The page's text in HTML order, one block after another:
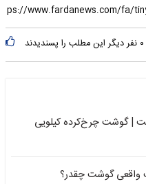
۰ نفر دیگر این مطلب را پسندیدند
امروز ۱۹ اردیبهشت | گوشت چرخ‌کرده کیلویی
واقعی گوشت چقدر؟